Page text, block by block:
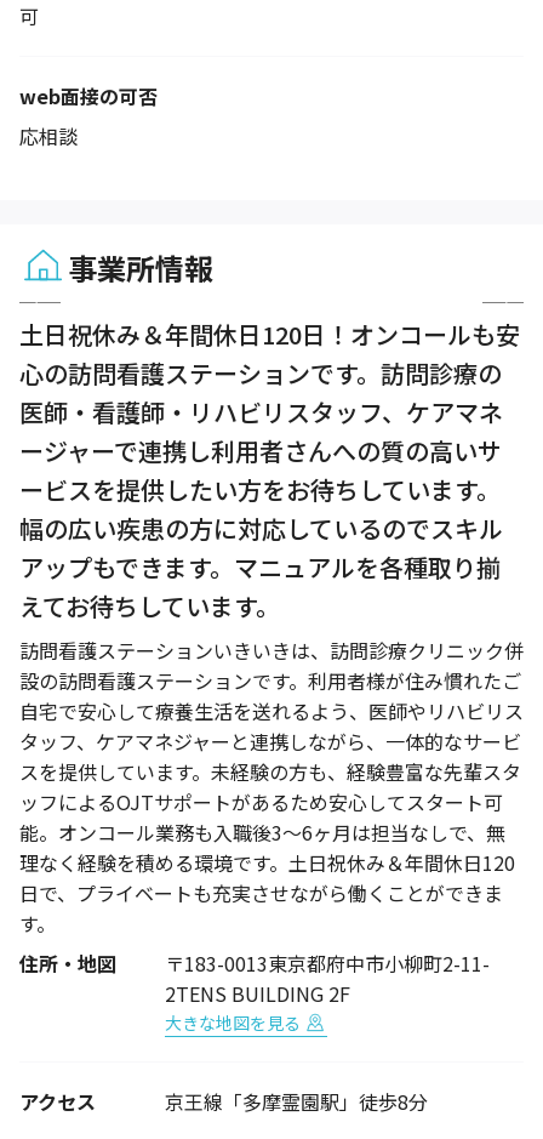
可
web面接の可否
応相談
事業所情報
土日祝休み＆年間休日120日！オンコールも安
心の訪問看護ステーションです。訪問診療の
医師・看護師・リハビリスタッフ、ケアマネ
ージャーで連携し利用者さんへの質の高いサ
ービスを提供したい方をお待ちしています。
幅の広い疾患の方に対応しているのでスキル
アップもできます。マニュアルを各種取り揃
えてお待ちしています。
訪問看護ステーションいきいきは、訪問診療クリニック併
設の訪問看護ステーションです。利用者様が住み慣れたご
自宅で安心して療養生活を送れるよう、医師やリハビリス
タッフ、ケアマネジャーと連携しながら、一体的なサービ
スを提供しています。未経験の方も、経験豊富な先輩スタ
ッフによるOJTサポートがあるため安心してスタート可
能。オンコール業務も入職後3～6ヶ月は担当なしで、無
理なく経験を積める環境です。土日祝休み＆年間休日120
日で、プライベートも充実させながら働くことができま
す。
住所・地図
〒183-0013東京都府中市小柳町2-11-
2TENS BUILDING 2F
大きな地図を見る
アクセス 京王線「多摩霊園駅」徒歩8分